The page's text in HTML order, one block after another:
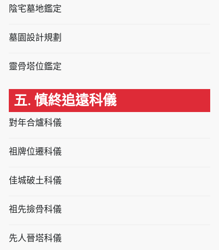
陰宅墓地鑑定
墓園設計規劃
靈骨塔位鑑定
五. 慎終追遠科儀
對年合爐科儀
祖牌位遷科儀
佳城破土科儀
祖先撿骨科儀
先人晉塔科儀